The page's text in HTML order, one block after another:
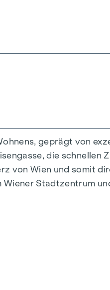
geprägt von
die schnellen
von Wien und somit
Stadtzentrum